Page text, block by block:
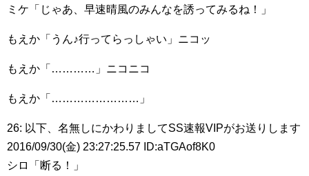
ミケ「じゃあ、早速晴風のみんなを誘ってみるね！」
もえか「うん♪行ってらっしゃい」ニコッ
もえか「…………」ニコニコ
もえか「……………………」
26: 以下、名無しにかわりましてSS速報VIPがお送りします
2016/09/30(金) 23:27:25.57 ID:aTGAof8K0
シロ「断る！」